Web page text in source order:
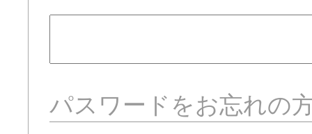
パスワードをお忘れの